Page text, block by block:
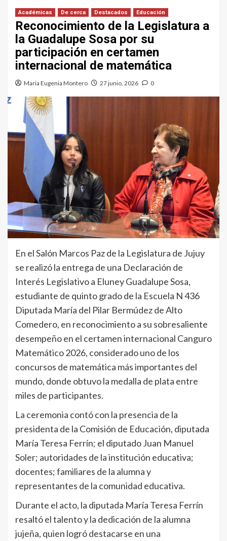
Académicas De cerca Destacados Educación
Reconocimiento de la Legislatura a
la Guadalupe Sosa por su
participación en certamen
internacional de matemática
Maria Eugenia Montero 27 junio, 2026 0
En el Salón Marcos Paz de la Legislatura de Jujuy
se realizó la entrega de una Declaración de
Interés Legislativo a Eluney Guadalupe Sosa,
estudiante de quinto grado de la Escuela N 436
Diputada María del Pilar Bermúdez de Alto
Comedero, en reconocimiento a su sobresaliente
desempeño en el certamen internacional Canguro
Matemático 2026, considerado uno de los
concursos de matemática más importantes del
mundo, donde obtuvo la medalla de plata entre
miles de participantes.
La ceremonia contó con la presencia de la
presidenta de la Comisión de Educación, diputada
María Teresa Ferrín; el diputado Juan Manuel
Soler; autoridades de la institución educativa;
docentes; familiares de la alumna y
representantes de la comunidad educativa.
Durante el acto, la diputada María Teresa Ferrín
resaltó el talento y la dedicación de la alumna
jujeña, quien logró destacarse en una